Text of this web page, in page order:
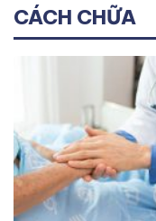
CÁCH CHỮA